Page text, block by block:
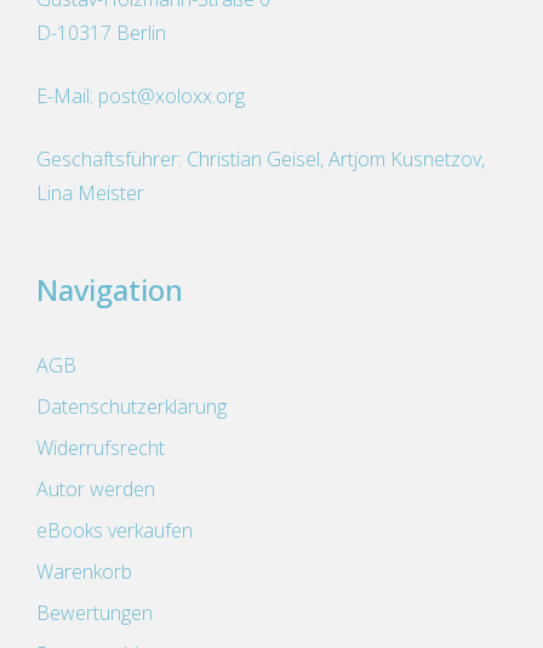
D-10317 Berlin
E-Mail: post@xoloxx.org
Geschäftsführer: Christian Geisel, Artjom Kusnetzov,
Lina Meister
Navigation
AGB
Datenschutzerklärung
Widerrufsrecht
Autor werden
eBooks verkaufen
Warenkorb
Bewertungen